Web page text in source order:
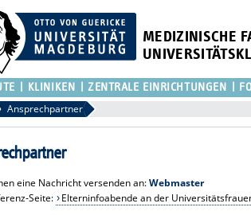
MEDIZINISCHE
KLINIKEN ZENTRALE EINRICHTUNGEN
Ansprechpartner
eine Nachricht versenden an:Webmaster
Seite:
Elterninfoabende an der